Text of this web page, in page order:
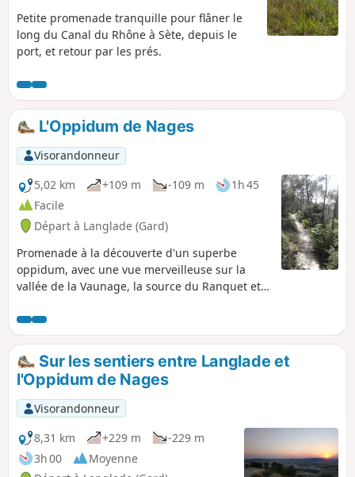
Petite promenade tranquille pour flâner le
long du Canal du Rhône à Sète, depuis le
port, et retour par les prés.
L'Oppidum de Nages
Visorandonneur
5,02 km
+109 m -109 m
1h 45
Facile
Départ à Langlade (Gard)
Promenade à la découverte d'un superbe
oppidum, avec une vue merveilleuse sur la
vallée de la Vaunage, la source du Ranquet et
Sur les sentiers entre Langlade et
l'Oppidum de Nages
Visorandonneur
8,31 km
+229 m
-229 m
3h 00
Moyenne